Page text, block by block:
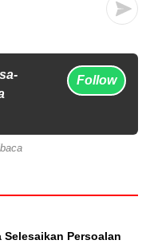
Follow
Selesaikan Persoalan